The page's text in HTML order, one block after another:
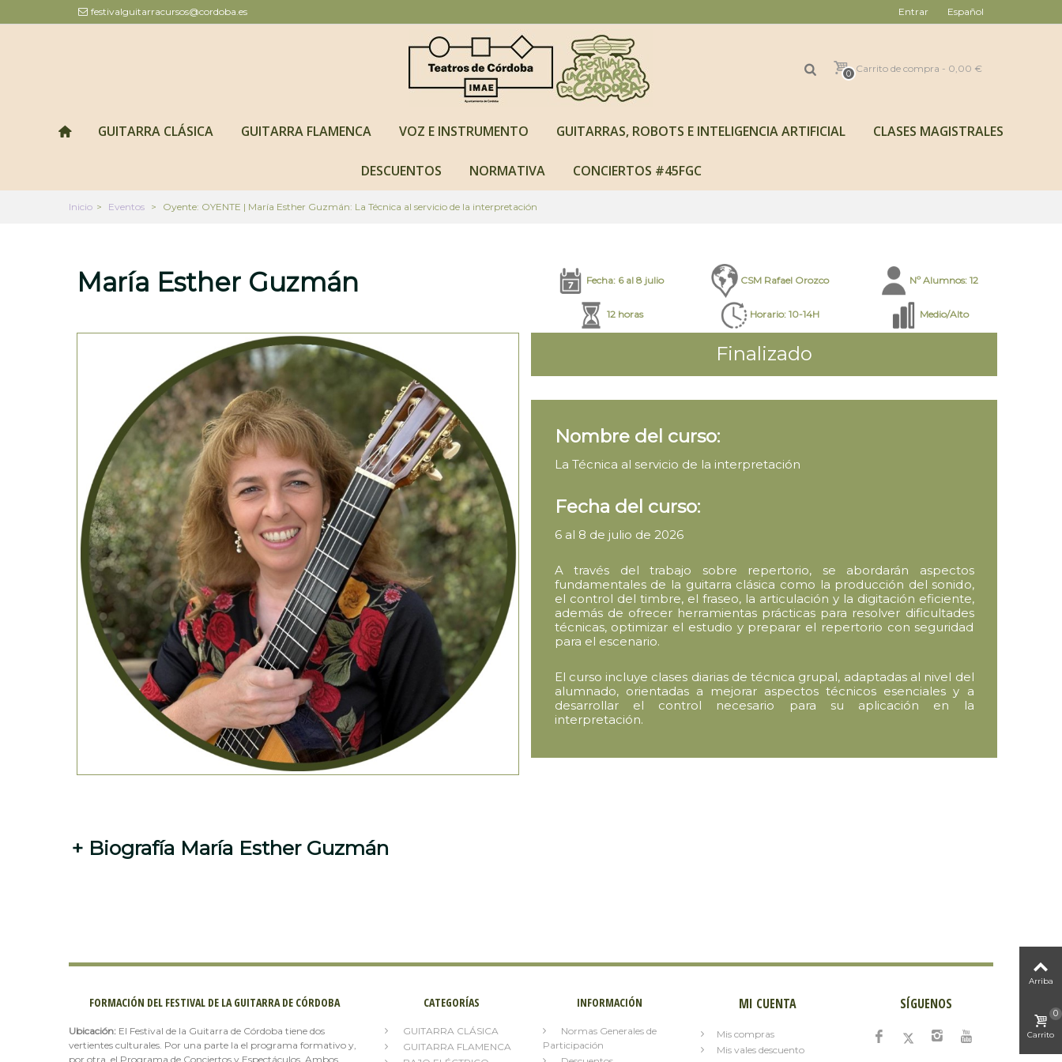
festivalguitarracursos@cordoba.es Español
Entrar
0 Carrito de compra - 0,00 €
GUITARRA CLÁSICA GUITARRA FLAMENCA VOZ E INSTRUMENTO GUITARRAS, ROBOTS E INTELIGENCIA ARTIFICIAL CLASES MAGISTRALES
DESCUENTOS NORMATIVA CONCIERTOS #45FGC
Inicio > Eventos > Oyente: OYENTE | María Esther Guzmán: La Técnica al servicio de la interpretación
María Esther Guzmán Fecha: 6 al 8 julio CSM Rafael Orozco Nº Alumnos: 12
12 horas Horario: 10-14H Medio/Alto
Finalizado
Nombre del curso:
La Técnica al servicio de la interpretación
Fecha del curso:
6 al 8 de julio de 2026
A través del trabajo sobre repertorio, se abordarán aspectos
fundamentales de la guitarra clásica como la producción del sonido,
el control del timbre, el fraseo, la articulación y la digitación eficiente,
además de ofrecer herramientas prácticas para resolver dificultades
técnicas, optimizar el estudio y preparar el repertorio con seguridad
para el escenario.
El curso incluye clases diarias de técnica grupal, adaptadas al nivel del
alumnado, orientadas a mejorar aspectos técnicos esenciales y a
desarrollar el control necesario para su aplicación en la
interpretación.
+ Biografía María Esther Guzmán
FORMACIÓN DEL FESTIVAL DE LA GUITARRA DE CÓRDOBA
Ubicación: El Festival de la Guitarra de Córdoba tiene dos
vertientes culturales. Por una parte la el programa formativo y,
por otra, el Programa de Conciertos y Espectáculos. Ambos
CATEGORÍAS
GUITARRA CLÁSICA
GUITARRA FLAMENCA
INFORMACIÓN
Normas Generales de
Participación
MI CUENTA
Mis compras
Mis vales descuento
SÍGUENOS
Arriba
Carrito
0